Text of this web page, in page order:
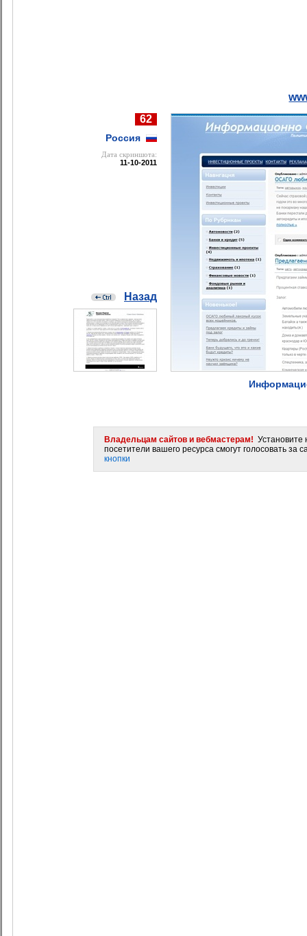
62
Россия
Дата cкриншота:
11-10-2011
Назад
Владельцам сайтов и вебмастерам! Установите
посетители вашего ресурса смогут голосовать за
кнопки